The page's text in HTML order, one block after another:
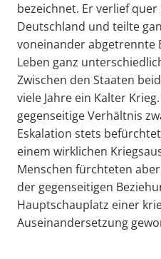
bezeichnet. Er verlief
Deutschland und teilte
voneinander abgetrennte
Leben ganz
Zwischen den Staaten
viele Jahre ein Kalter
gegenseitige Verhältnis
Eskalation stets
einem wirklichen
Menschen fürchteten
der gegenseitigen
Hauptschauplatz einer
Auseinandersetzung